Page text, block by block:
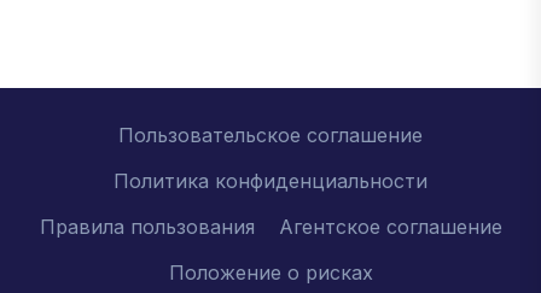
Пользовательское соглашение
Политика конфиденциальности
Правила пользования
Агентское соглашение
Положение о рисках